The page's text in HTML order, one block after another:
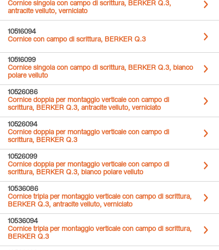
Cornice singola con campo di scrittura, BERKER Q.3,
antracite velluto, verniciato
10516094
Cornice con campo di scrittura, BERKER Q.3
10516099
Cornice singola con campo di scrittura, BERKER Q.3, bianco
polare velluto
10526086
Cornice doppia per montaggio verticale con campo di
scrittura, BERKER Q.3, antracite velluto, verniciato
10526094
Cornice doppia per montaggio verticale con campo di
scrittura, BERKER Q.3
10526099
Cornice doppia per montaggio verticale con campo di
scrittura, BERKER Q.3, bianco polare velluto
10536086
Cornice tripla per montaggio verticale con campo di scrittura,
BERKER Q.3, antracite velluto, verniciato
10536094
Cornice tripla per montaggio verticale con campo di scrittura,
BERKER Q.3